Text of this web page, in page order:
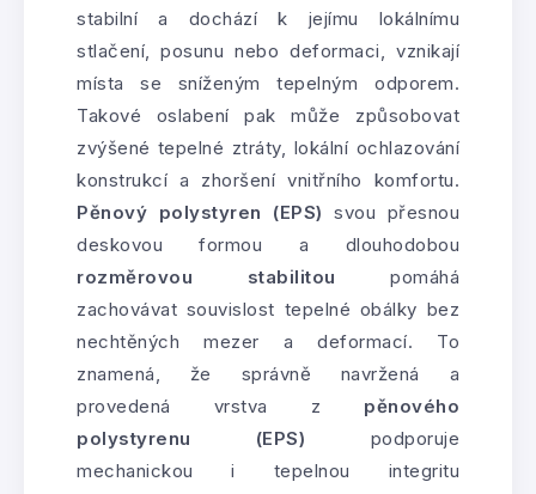
stabilní a dochází k jejímu lokálnímu
stlačení, posunu nebo deformaci, vznikají
místa se sníženým tepelným odporem.
Takové oslabení pak může způsobovat
zvýšené tepelné ztráty, lokální ochlazování
konstrukcí a zhoršení vnitřního komfortu.
Pěnový polystyren (EPS) svou přesnou
deskovou formou a dlouhodobou
rozměrovou stabilitou pomáhá
zachovávat souvislost tepelné obálky bez
nechtěných mezer a deformací. To
znamená, že správně navržená a
provedená vrstva z pěnového
polystyrenu (EPS) podporuje
mechanickou i tepelnou integritu